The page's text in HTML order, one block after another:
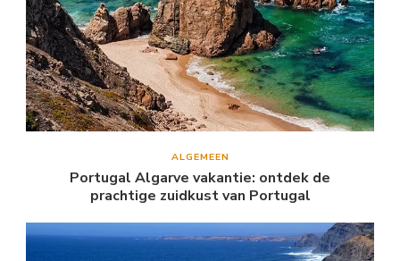
ALGEMEEN
Portugal Algarve vakantie: ontdek de
prachtige zuidkust van Portugal